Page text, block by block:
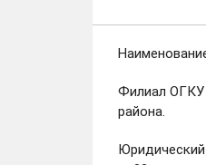
Филиал ОГКУ
района.
Юридический